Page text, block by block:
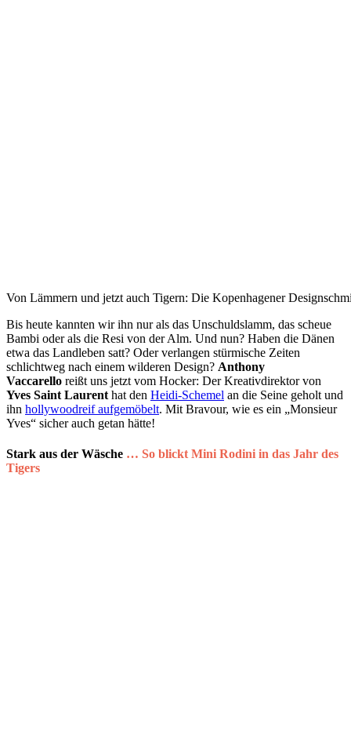
Von Lämmern und jetzt auch Tigern: Die Kopenhagener
Bis heute kannten wir ihn nur als das Unschuldslamm, das scheue
Bambi oder als die Resi von der Alm. Und nun? Haben die Dänen
etwa das Landleben satt? Oder verlangen stürmische Zeiten
schlichtweg nach einem wilderen Design? Anthony
Vaccarello reißt uns jetzt vom Hocker: Der Kreativdirektor von
Yves Saint Laurent hat den Heidi-Schemel an die Seine geholt und
ihn hollywoodreif aufgemöbelt. Mit Bravour, wie es ein „Monsieur
Yves“ sicher auch getan hätte!
Stark aus der Wäsche … So blickt Mini Rodini in das Jahr des
Tigers